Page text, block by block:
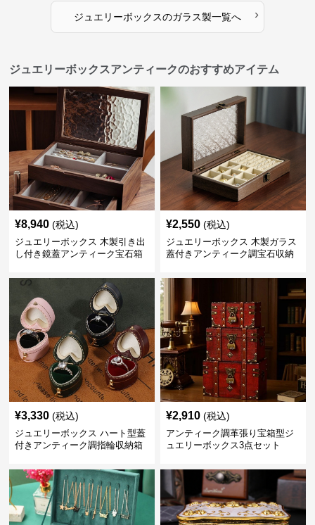
ジュエリーボックスのガラス製一覧へ ›
ジュエリーボックスアンティークのおすすめアイテム
¥8,940 (税込)
ジュエリーボックス 木製引き出
し付き鏡蓋アンティーク宝石箱
¥2,550 (税込)
ジュエリーボックス 木製ガラス
蓋付きアンティーク調宝石収納
¥3,330 (税込)
ジュエリーボックス ハート型蓋
付きアンティーク調指輪収納箱
¥2,910 (税込)
アンティーク調革張り宝箱型ジ
ュエリーボックス3点セット